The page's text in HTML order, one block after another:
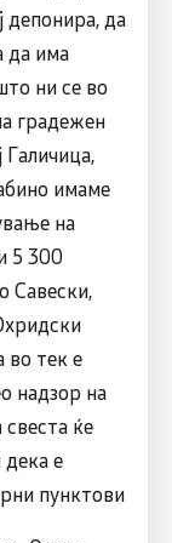
депонира, да
да има
ни се во
градежен
имаме
на
5 300
Савески,
во тек е
надзор на
ќе
дека е
пунктови